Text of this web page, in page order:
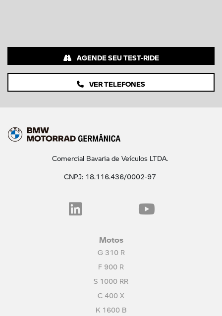
VER TELEFONES
AGENDE SEU TEST-RIDE
Comercial Bavaria de Veículos LTDA.
CNPJ: 18.116.436/0002-97
Motos
G 310 R
F 900 R
S 1000 RR
C 400 X
K 1600 B